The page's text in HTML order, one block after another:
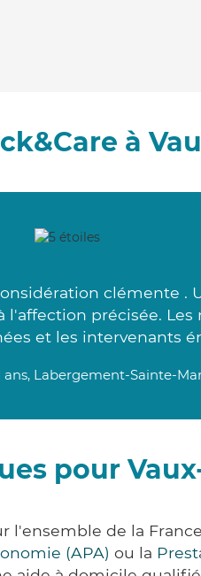
à
clémente .
précisée.
et les intervenants
ans, Labergement-Sainte-
pour
de la
(APA) ou la